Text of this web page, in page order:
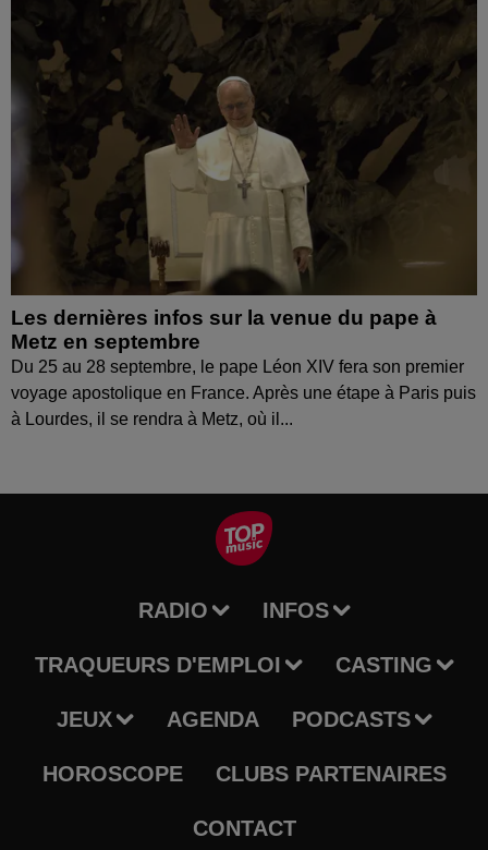
Les dernières infos sur la venue du pape à
Metz en septembre
Du 25 au 28 septembre, le pape Léon XIV fera son premier
voyage apostolique en France. Après une étape à Paris puis
à Lourdes, il se rendra à Metz, où il...
RADIO INFOS
TRAQUEURS D'EMPLOI CASTING
JEUX AGENDA PODCASTS
HOROSCOPE CLUBS PARTENAIRES
CONTACT